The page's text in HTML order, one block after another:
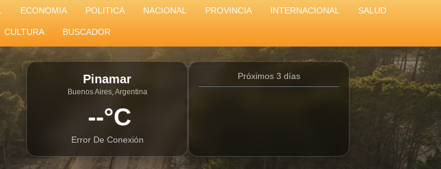
ECONOMIA POLITICA NACIONAL PROVINCIA INTERNACIONAL SALUD
CULTURA BUSCADOR
Pinamar
Buenos Aires, Argentina
--°C
Error De Conexión
Próximos 3 días